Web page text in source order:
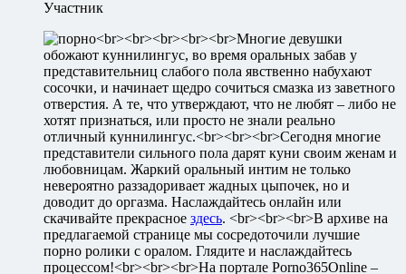
Участник
<br><br><br><br><br>Многие девушки
обожают куннилингус, во время оральных забав у
представительниц слабого пола явственно набухают
сосочки, и начинает щедро сочиться смазка из заветного
отверстия. А те, что утверждают, что не любят – либо не
хотят признаться, или просто не знали реально
отличный куннилингус.<br><br><br>Сегодня многие
представители сильного пола дарят куни своим женам и
любовницам. Жаркий оральный интим не только
невероятно раззадоривает жадных цыпочек, но и
доводит до оргазма. Наслаждайтесь онлайн или
скачивайте прекрасное здесь. <br><br><br>В архиве на
предлагаемой странице мы сосредоточили лучшие
порно ролики с оралом. Глядите и наслаждайтесь
процессом!<br><br><br>На портале Porno365Online –